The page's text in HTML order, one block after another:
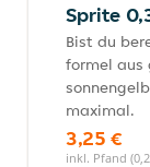
Sprite
Bist du
formel aus
maximal.
3,25 €
inkl. Pfand